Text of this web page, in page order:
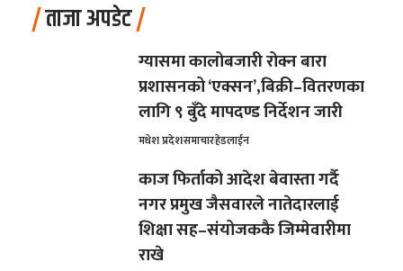
ताजा अपडेट
ग्यासमा कालोबजारी रोक्न बारा
प्रशासनको ‘एक्सन’,बिक्री–वितरणका
लागि ९ बुँदे मापदण्ड निर्देशन जारी
मधेश प्रदेशसमाचारहेडलाईन
काज फिर्ताको आदेश बेवास्ता गर्दै
नगर प्रमुख जैसवारले नातेदारलाई
शिक्षा सह–संयोजककै जिम्मेवारीमा
राखे